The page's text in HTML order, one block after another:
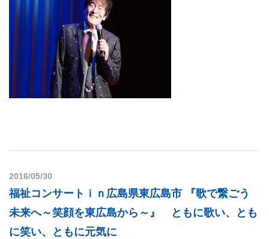
2016/05/30
福祉コンサートｉｎ広島県東広島市 『歌で繋ごう
未来へ～笑顔を東広島から～』 ともに歌い、とも
に笑い、ともに元気に